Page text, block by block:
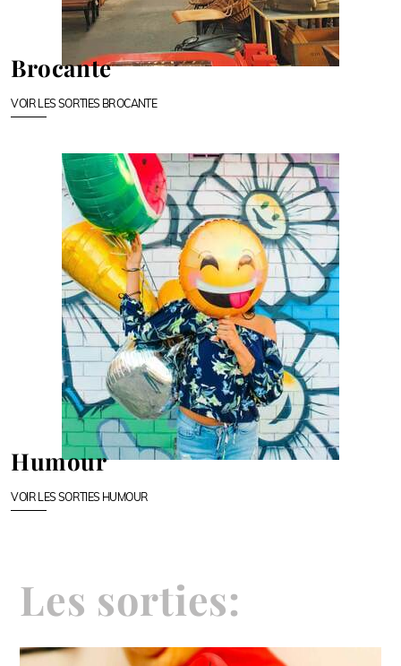
Brocante
VOIR LES SORTIES BROCANTE
Humour
VOIR LES SORTIES HUMOUR
Les sorties: